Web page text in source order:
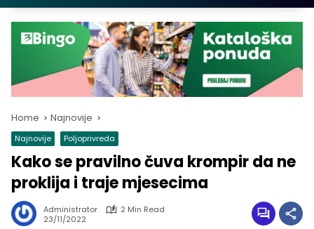
Home Najnovije
Najnovije Poljoprivreda
Kako se pravilno čuva krompir da ne
proklija i traje mjesecima
Administrator
2 Min Read
23/11/2022